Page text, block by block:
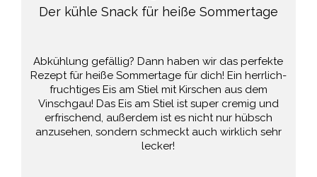
Der kühle Snack für heiße Sommertage
Abkühlung gefällig? Dann haben wir das perfekte
Rezept für heiße Sommertage für dich! Ein herrlich-
fruchtiges Eis am Stiel mit Kirschen aus dem
Vinschgau! Das Eis am Stiel ist super cremig und
erfrischend, außerdem ist es nicht nur hübsch
anzusehen, sondern schmeckt auch wirklich sehr
lecker!